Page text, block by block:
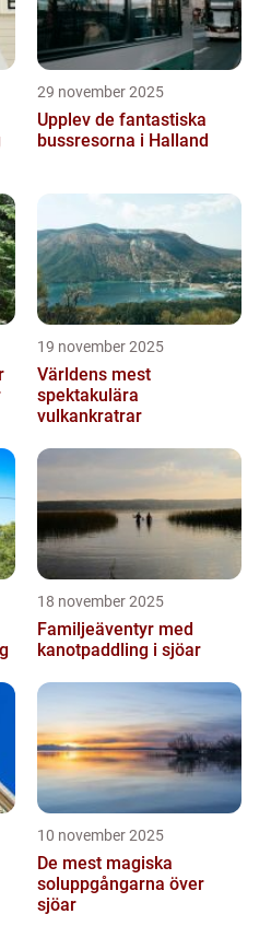
29 november 2025
Upplev de fantastiska
bussresorna i Halland
19 november 2025
Världens mest
spektakulära
vulkankratrar
18 november 2025
Familjeäventyr med
kanotpaddling i sjöar
10 november 2025
De mest magiska
soluppgångarna över
sjöar